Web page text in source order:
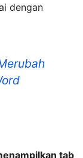
dengan
tab